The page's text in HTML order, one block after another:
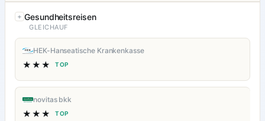
Gesundheitsreisen
GLEICHAUF
HEK-Hanseatische Krankenkasse
★★★ TOP
novitas bkk
★★★ TOP